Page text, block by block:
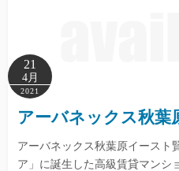
21
4月
2021
アーバネックス秋葉
アーバネックス秋葉原イースト
ア」に誕生した高級賃貸マンシ